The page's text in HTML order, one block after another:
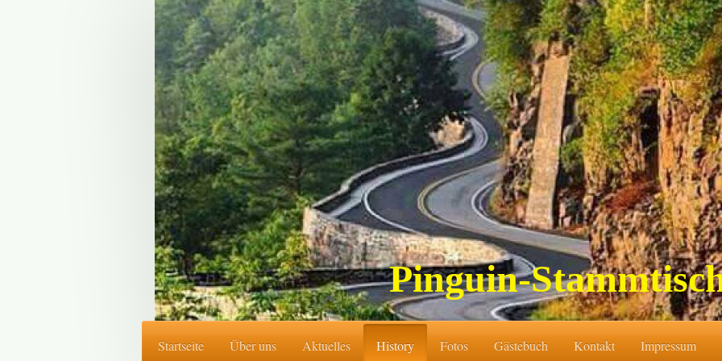
Pinguin-
Startseite Über uns Aktuelles History Fotos Gästebuch Kontakt Impressum